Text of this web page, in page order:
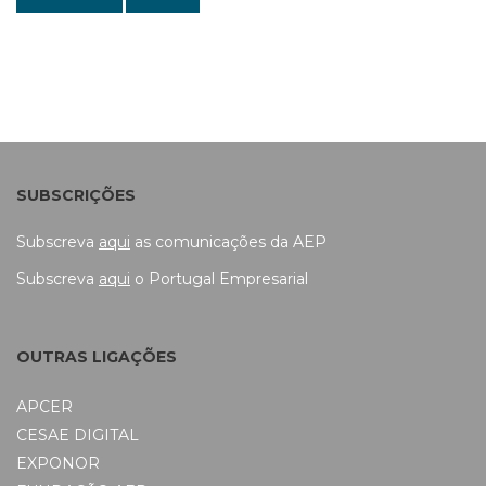
SUBSCRIÇÕES
Subscreva aqui as comunicações da AEP
Subscreva aqui o Portugal Empresarial
OUTRAS LIGAÇÕES
APCER
CESAE DIGITAL
EXPONOR